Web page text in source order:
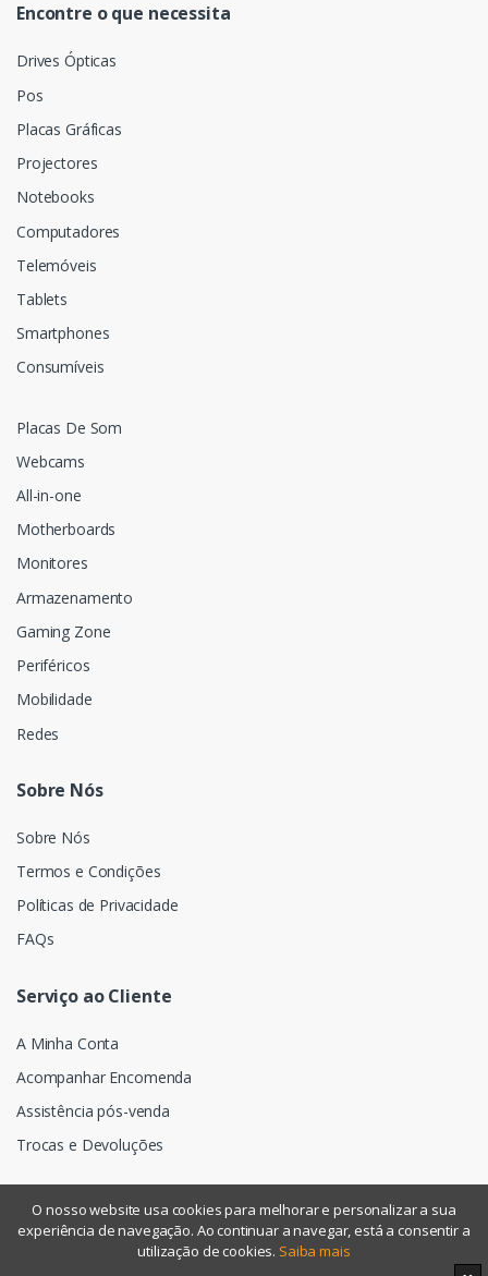
Encontre o que necessita
Drives Ópticas
Pos
Placas Gráficas
Projectores
Notebooks
Computadores
Telemóveis
Tablets
Smartphones
Consumíveis
Placas De Som
Webcams
All-in-one
Motherboards
Monitores
Armazenamento
Gaming Zone
Periféricos
Mobilidade
Redes
Sobre Nós
Sobre Nós
Termos e Condições
Políticas de Privacidade
FAQs
Serviço ao Cliente
A Minha Conta
Acompanhar Encomenda
Assistência pós-venda
Trocas e Devoluções
©Assismática- Todos os direitos reservados
O nosso website usa cookies para melhorar e personalizar a sua
experiência de navegação. Ao continuar a navegar, está a consentir a
utilização de cookies. Saiba mais